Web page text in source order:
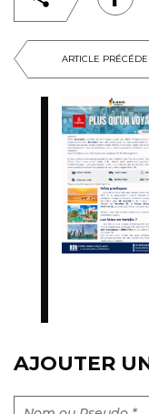
ARTICLE
AJOUTER